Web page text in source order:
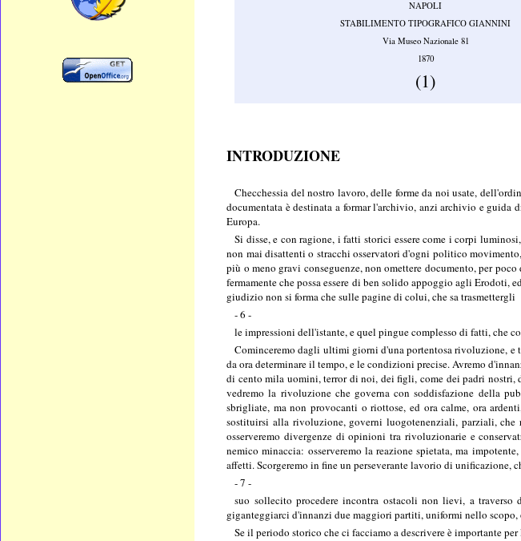
NAPOLI
STABILIMENTO TIPOGRAFICO GIANNINI
Via Museo Nazionale 81
1870
(1)
INTRODUZIONE
Checchessia del nostro lavoro, delle forme da noi usate,
documentata è destinata a formar l'archivio, anzi archivio e
Europa.
Si disse, e con ragione, i fatti storici essere come i corpi
non mai disattenti o stracchi osservatori d'ogni politico
più o meno gravi conseguenze, non omettere documento, per
fermamente che possa essere di ben solido appoggio agli Erodoti,
giudizio non si forma che sulle pagine di colui, che sa trasmettergli
- 6 -
le impressioni dell'istante, e quel pingue complesso di fatti, che
Cominceremo dagli ultimi giorni d'una portentosa rivoluzione,
da ora determinare il tempo, e le condizioni precise. Avremo
di cento mila uomini, terror di noi, dei figli, come dei padri nostri,
vedremo la rivoluzione che governa con soddisfazione della
sbrigliate, ma non provocanti o riottose, ed ora calme, ora
sostituirsi alla rivoluzione, governi luogotenenziali, parziali,
osserveremo divergenze di opinioni tra rivoluzionarie e
nemico minaccia: osserveremo la reazione spietata, ma
affetti. Scorgeremo in fine un perseverante lavorio di unificazione,
- 7 -
suo sollecito procedere incontra ostacoli non lievi, a
giganteggiarci d'innanzi due maggiori partiti, uniformi nello
Se il periodo storico che ci facciamo a descrivere è importante